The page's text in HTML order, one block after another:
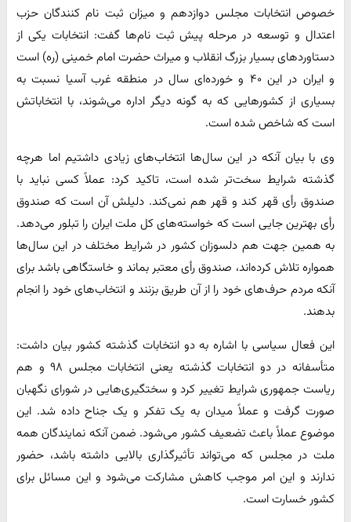
خصوص انتخابات مجلس دوازدهم و میزان ثبت نام کنندگان حزب
اعتدال و توسعه در مرحله پیش ثبت نام‌ها گفت: انتخابات یکی از
دستاوردهای بسیار بزرگ انقلاب و میراث حضرت امام خمینی (ره) است
و ایران در این ۴۰ و خورده‌ای سال در منطقه غرب آسیا نسبت به
بسیاری از کشورهایی که به گونه دیگر اداره می‌شوند، با انتخاباتش
است که شاخص شده است.
وی با بیان آنکه در این سال‌ها انتخاب‌های زیادی داشتیم اما هرچه
گذشته شرایط سخت‌تر شده است، تاکید کرد: عملاً کسی نباید با
صندوق رأی قهر کند و قهر هم نمی‌کند. دلیلش آن است که صندوق
رأی بهترین جایی است که خواسته‌های کل ملت ایران را تبلور می‌دهد.
به همین جهت هم دلسوزان کشور در شرایط مختلف در این سال‌ها
همواره تلاش کرده‌اند، صندوق رأی معتبر بماند و خاستگاهی باشد برای
آنکه مردم حرف‌های خود را از آن طریق بزنند و انتخاب‌های خود را انجام
بدهند.
این فعال سیاسی با اشاره به دو انتخابات گذشته کشور بیان داشت:
متأسفانه در دو انتخابات گذشته یعنی انتخابات مجلس ۹۸ و هم
ریاست جمهوری شرایط تغییر کرد و سختگیری‌هایی در شورای نگهبان
صورت گرفت و عملاً میدان به یک تفکر و یک جناح داده شد. این
موضوع عملاً باعث تضعیف کشور می‌شود. ضمن آنکه نمایندگان همه
ملت در مجلس که می‌تواند تأثیرگذاری بالایی داشته باشد، حضور
ندارند و این امر موجب کاهش مشارکت می‌شود و این مسائل برای
کشور خسارت است.